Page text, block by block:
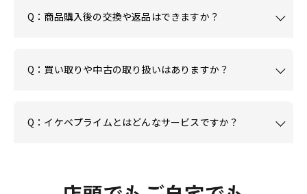
Q：商品購入後の交換や返品はできますか？
Q：買い取りや中古の取り扱いはありますか？
Q：イケベプライムとはどんなサービスですか？